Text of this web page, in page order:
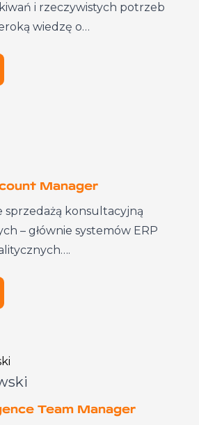
i rzeczywistych potrzeb
wiedzę o…
Manager
sprzedażą konsultacyjną
– głównie systemów ERP
Team Manager